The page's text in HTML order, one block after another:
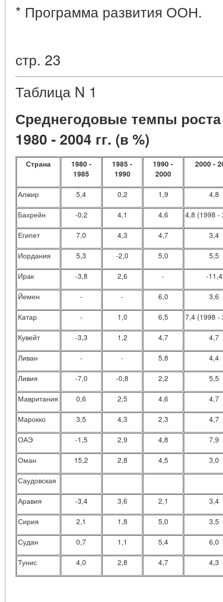
* Программа развития ООН.
стр. 23
Таблица N 1
Среднегодовые темпы
1980 - 2004 гг. (в %)
Страна
1980 -
1985
1985 -
1990
1990 -
2000
2000 -
Алжир 5,4 0,2 1,9 4,8
Бахрейн -0,2 4,1 4,6 4,8 (1998 -
Египет 7,0 4,3 4,7 3,4
Иордания 5,3 -2,0 5,0 5,5
Ирак -3,8 2,6 - -11,4
Йемен - - 6,0 3,6
Катар - 1,0 6,5 7,4 (1998 -
Кувейт -3,3 1,2 4,7 4,7
Ливан - - 5,8 4,4
Ливия -7,0 -0,8 2,2 5,5
Мавритания 0,6 2,5 4,6 4,7
Марокко 3,5 4,3 2,3 4,7
ОАЭ -1,5 2,9 4,8 7,9
Оман 15,2 2,8 4,5 3,0
Саудовская
Аравия -3,4 3,6 2,1 3,4
Сирия 2,1 1,8 5,0 3,5
Судан 0,7 1,1 5,4 6,0
Тунис 4,0 2,8 4,7 4,3